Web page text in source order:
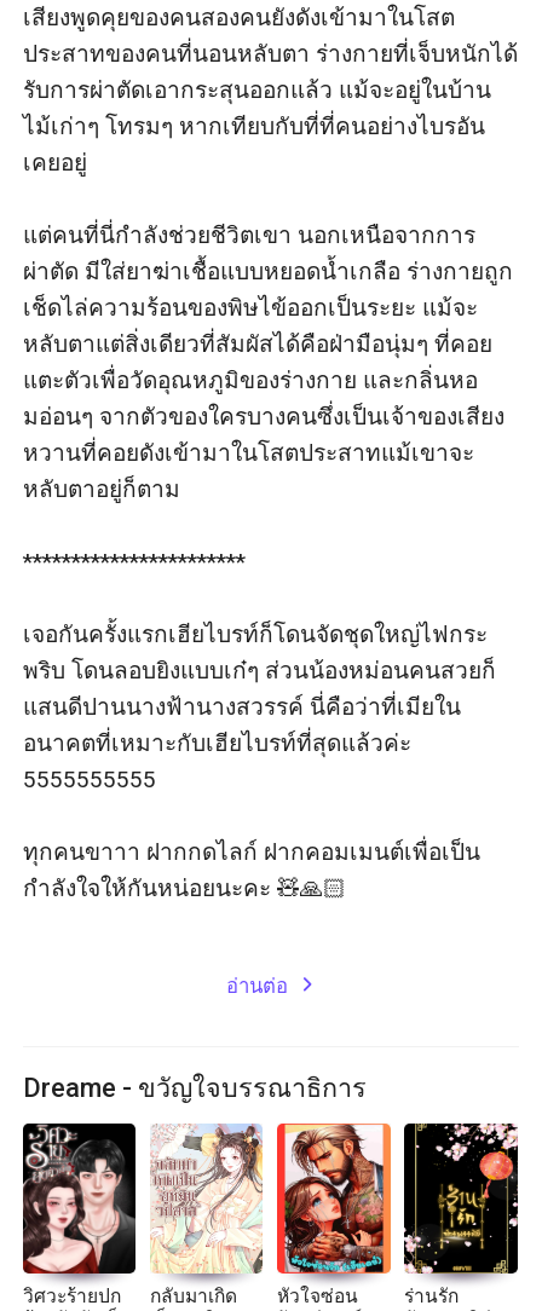
เสียงพูดคุยของคนสองคนยังดังเข้ามาในโสต
ประสาทของคนที่นอนหลับตา ร่างกายที่เจ็บหนักได้
รับการผ่าตัดเอากระสุนออกแล้ว แม้จะอยู่ในบ้าน
ไม้เก่าๆ โทรมๆ หากเทียบกับที่ที่คนอย่างไบรอัน
เคยอยู่
แต่คนที่นี่กำลังช่วยชีวิตเขา นอกเหนือจากการ
ผ่าตัด มีใส่ยาฆ่าเชื้อแบบหยอดน้ำเกลือ ร่างกายถูก
เช็ดไล่ความร้อนของพิษไข้ออกเป็นระยะ แม้จะ
หลับตาแต่สิ่งเดียวที่สัมผัสได้คือฝ่ามือนุ่มๆ ที่คอย
แตะตัวเพื่อวัดอุณหภูมิของร่างกาย และกลิ่นหอ
มอ่อนๆ จากตัวของใครบางคนซึ่งเป็นเจ้าของเสียง
หวานที่คอยดังเข้ามาในโสตประสาทแม้เขาจะ
หลับตาอยู่ก็ตาม
***********************
เจอกันครั้งแรกเฮียไบรท์ก็โดนจัดชุดใหญ่ไฟกระ
พริบ โดนลอบยิงแบบเก๋ๆ ส่วนน้องหม่อนคนสวยก็
แสนดีปานนางฟ้านางสวรรค์ นี่คือว่าที่เมียใน
อนาคตที่เหมาะกับเฮียไบรท์ที่สุดแล้วค่ะ
5555555555
ทุกคนขาาา ฝากกดไลก์ ฝากคอมเมนต์เพื่อเป็น
กำลังใจให้กันหน่อยนะคะ 🧸🙏🏻
อ่านต่อ expand_more
Dreame - ขวัญใจบรรณาธิการ
วิศวะร้ายปก
กลับมาเกิด
หัวใจซ่อน
ร่านรัก